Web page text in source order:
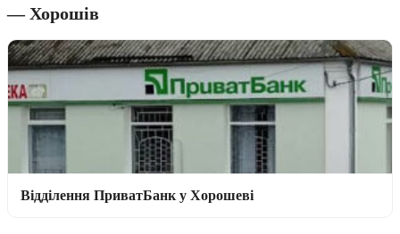
— Хорошів
Відділення ПриватБанк у Хорошеві